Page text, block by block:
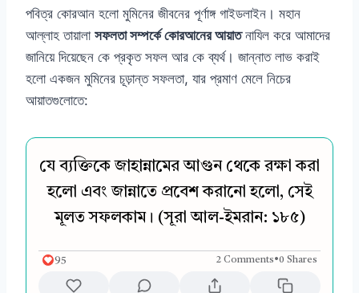
পবিত্র কোরআন হলো মুমিনের জীবনের পূর্ণাঙ্গ গাইডলাইন। মহান
আল্লাহ তায়ালা সফলতা সম্পর্কে কোরআনের আয়াতনাযিল করে আমাদের
জানিয়ে দিয়েছেন কে প্রকৃত সফল আর কে ব্যর্থ। জান্নাত লাভ করাই
হলো একজন মুমিনের চূড়ান্ত সফলতা, যার প্রমাণ মেলে নিচের
আয়াতগুলোতে:
যে ব্যক্তিকে জাহান্নামের আগুন থেকে রক্ষা করা
হলো এবং জান্নাতে প্রবেশ করানো হলো, সেই
মূলত সফলকাম। (সূরা আল-ইমরান: ১৮৫)
95 2 Comments•0 Shares